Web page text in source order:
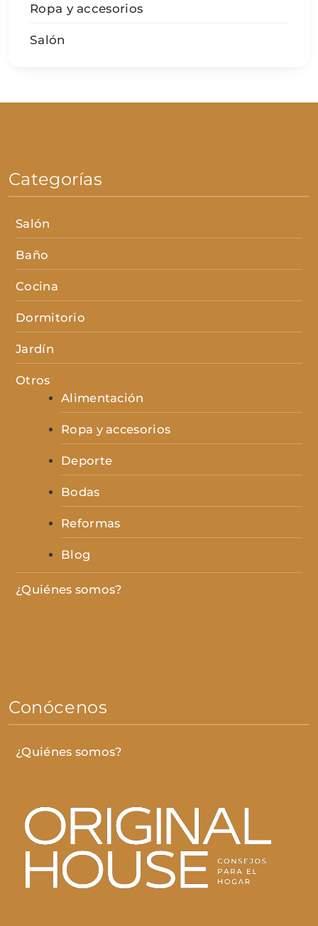
Ropa y accesorios
Salón
Categorías
Salón
Baño
Cocina
Dormitorio
Jardín
Otros
Alimentación
Ropa y accesorios
Deporte
Bodas
Reformas
Blog
¿Quiénes somos?
Conócenos
¿Quiénes somos?